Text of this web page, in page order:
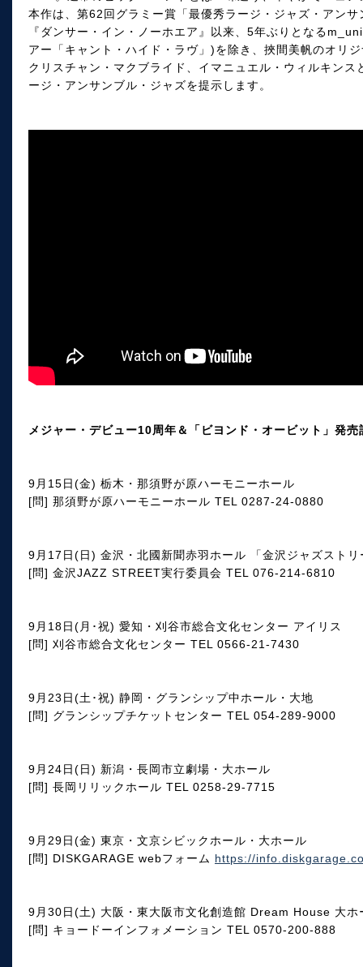
本作は、第62回グラミー賞「最優秀ラージ・ジャズ・アン
『ダンサー・イン・ノーホエア』以来、5年ぶりとなる
アー「キャント・ハイド・ラヴ」)を除き、挾間美帆のオリ
クリスチャン・マクブライド、イマニュエル・ウィルキン
ージ・アンサンブル・ジャズを提示します。
メジャー・デビュー10周年＆「ビヨンド・オービット」
9月15日(金) 栃木・那須野が原ハーモニーホール
[問] 那須野が原ハーモニーホール TEL 0287-24-0880
9月17日(日) 金沢・北國新聞赤羽ホール 「金沢ジャズストリ
[問] 金沢JAZZ STREET実行委員会 TEL 076-214-6810
9月18日(月･祝) 愛知・刈谷市総合文化センター アイリス
[問] 刈谷市総合文化センター TEL 0566-21-7430
9月23日(土･祝) 静岡・グランシップ中ホール・大地
[問] グランシップチケットセンター TEL 054-289-9000
9月24日(日) 新潟・長岡市立劇場・大ホール
[問] 長岡リリックホール TEL 0258-29-7715
9月29日(金) 東京・文京シビックホール・大ホール
[問] DISKGARAGE webフォーム https://
9月30日(土) 大阪・東大阪市文化創造館 Dream House 大ホ
[問] キョードーインフォメーション TEL 0570-200-888